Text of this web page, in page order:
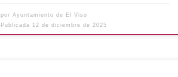
porAyuntamiento de El Viso
Publicada 12 de diciembre de 2025